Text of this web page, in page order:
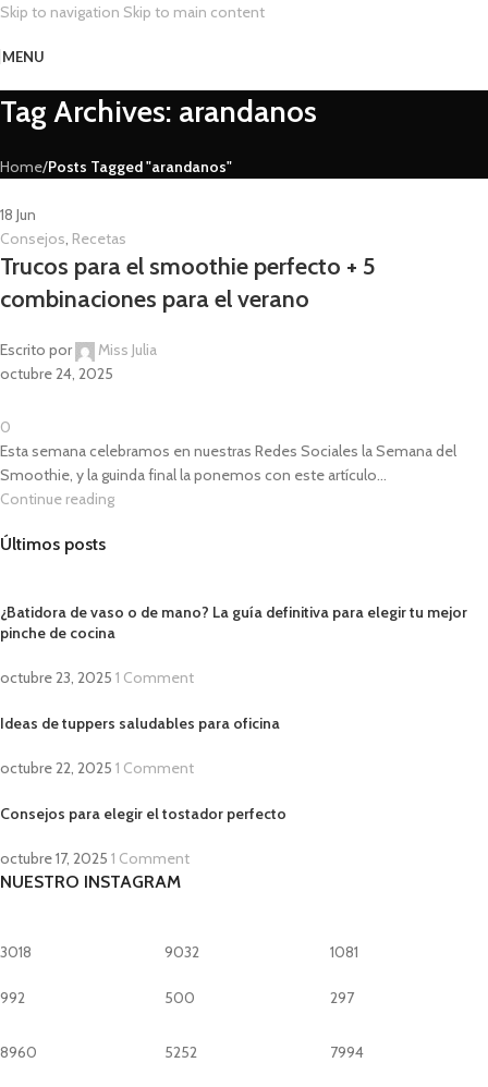
Skip to navigation Skip to main content
MENU
Tag Archives: arandanos
Home/Posts Tagged "arandanos"
18 Jun
Consejos, Recetas
Trucos para el smoothie perfecto + 5
combinaciones para el verano
Escrito por
Miss Julia
octubre 24, 2025
0
Esta semana celebramos en nuestras Redes Sociales la Semana del
Smoothie, y la guinda final la ponemos con este artículo...
Continue reading
Últimos posts
¿Batidora de vaso o de mano? La guía definitiva para elegir tu mejor
pinche de cocina
octubre 23, 2025 1 Comment
Ideas de tuppers saludables para oficina
octubre 22, 2025 1 Comment
Consejos para elegir el tostador perfecto
octubre 17, 2025 1 Comment
NUESTRO INSTAGRAM
3018
992
9032
500
1081
297
8960 5252 7994